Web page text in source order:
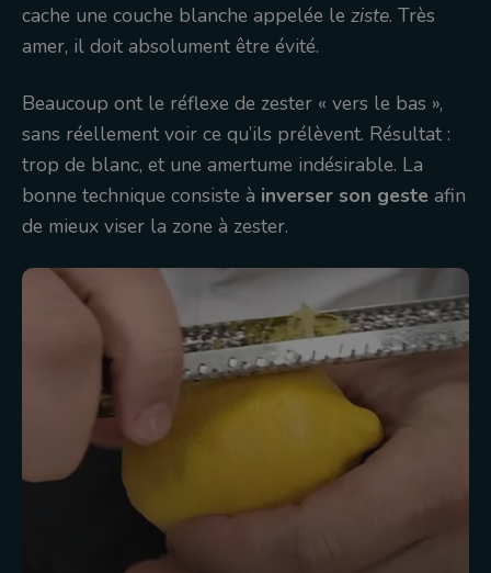
cache une couche blanche appelée le ziste. Très
amer, il doit absolument être évité.
Beaucoup ont le réflexe de zester « vers le bas »,
sans réellement voir ce qu’ils prélèvent. Résultat :
trop de blanc, et une amertume indésirable. La
bonne technique consiste à inverser son geste afin
de mieux viser la zone à zester.